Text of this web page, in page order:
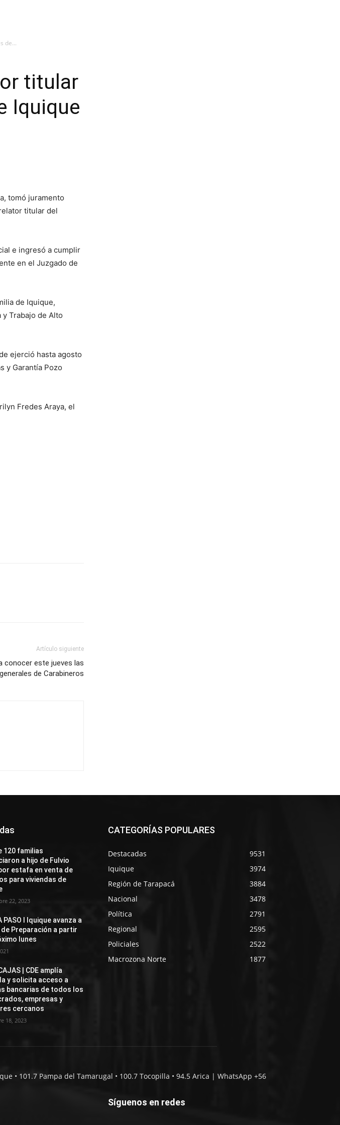
de...
titular
Iquique
tomó juramento
titular del
e ingresó a cumplir
en el Juzgado de
de Iquique,
Trabajo de Alto
ejerció hasta agosto
y Garantía Pozo
Fredes Araya, el
Artículo siguiente
conocer este jueves las
de Carabineros
120 familias
a hijo de Fulvio
estafa en venta de
para viviendas de
22, 2023
PASO I Iquique avanza a
de Preparación a partir
lunes
| CDE amplía
y solicita acceso a
bancarias de todos los
empresas y
cercanos
18, 2023
CATEGORÍAS POPULARES
Destacadas
9531
Iquique
3974
Región de Tarapacá
3884
Nacional
3478
Política
2791
Regional
2595
Policiales
2522
Macrozona Norte
1877
• 101.7 Pampa del Tamarugal • 100.7 Tocopilla • 94.5 Arica | WhatsApp +56
Síguenos en redes